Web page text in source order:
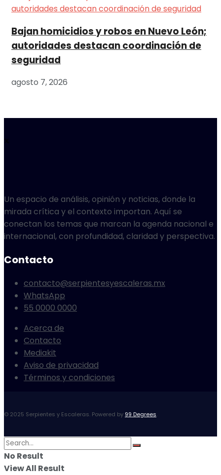
Bajan homicidios y robos en Nuevo León;
autoridades destacan coordinación de
seguridad
agosto 7, 2026
Un espacio de análisis, opinión y noticias, donde la
mirada crítica y el contexto importan. Aquí se
conectan los temas que marcan la agenda nacional e
internacional, con profundidad, claridad y perspectiva.
Contacto
contacto@serpientesyescaleras.mx
WhatsApp
55 0000 0000
Acerca de
Contacto
Mediakit
Aviso de privacidad
Términos y condiciones
© 2025 Serpientes y Escaleras. Powered by 99 Degrees.
No Result
View All Result